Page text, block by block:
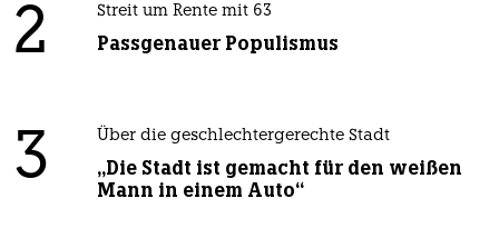
2 Streit um Rente mit 63
Passgenauer Populismus
3 Über die geschlechtergerechte Stadt
„Die Stadt ist gemacht für den weißen
Mann in einem Auto“